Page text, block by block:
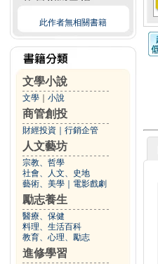
此作者無相關書籍
文學小說
文學 小說
商管創投
財經投資 行銷企管
人文藝坊
宗教、哲學
社會、人文、史地
藝術、美學
電影戲劇
勵志養生
醫療、保健
料理、生活百科
教育、心理、勵志
進修學習